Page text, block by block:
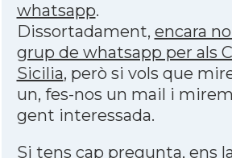
whatsapp.
Dissortadament, encara
grup de whatsapp per als
Sicilia, però si vols que
un, fes-nos un mail i
gent interessada.
Si tens cap pregunta, ens